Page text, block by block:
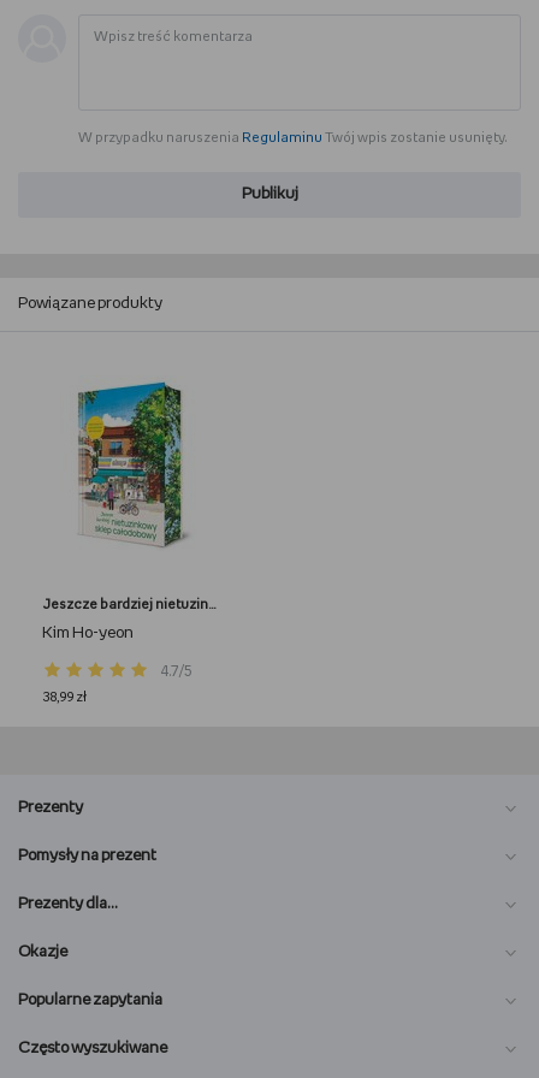
W przypadku naruszenia Regulaminu Twój wpis zostanie usunięty.
Publikuj
Powiązane produkty
Jeszcze bardziej nietuzinkowy sklep całodobowy (barwione brzegi)
Kim Ho-yeon
4.7/5
38,99 zł
Prezenty
Pomysły na prezent
Prezenty dla…
Okazje
Popularne zapytania
Często wyszukiwane